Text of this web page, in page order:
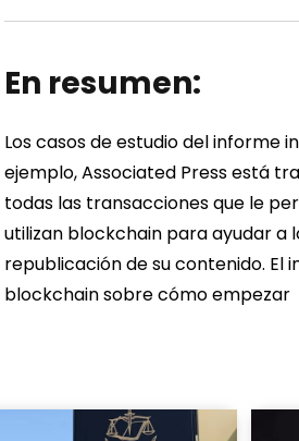
En resumen:
Los casos de estudio del informe
ejemplo, Associated Press está
todas las transacciones que le
utilizan blockchain para ayudar a
republicación de su contenido. El
blockchain sobre cómo empezar